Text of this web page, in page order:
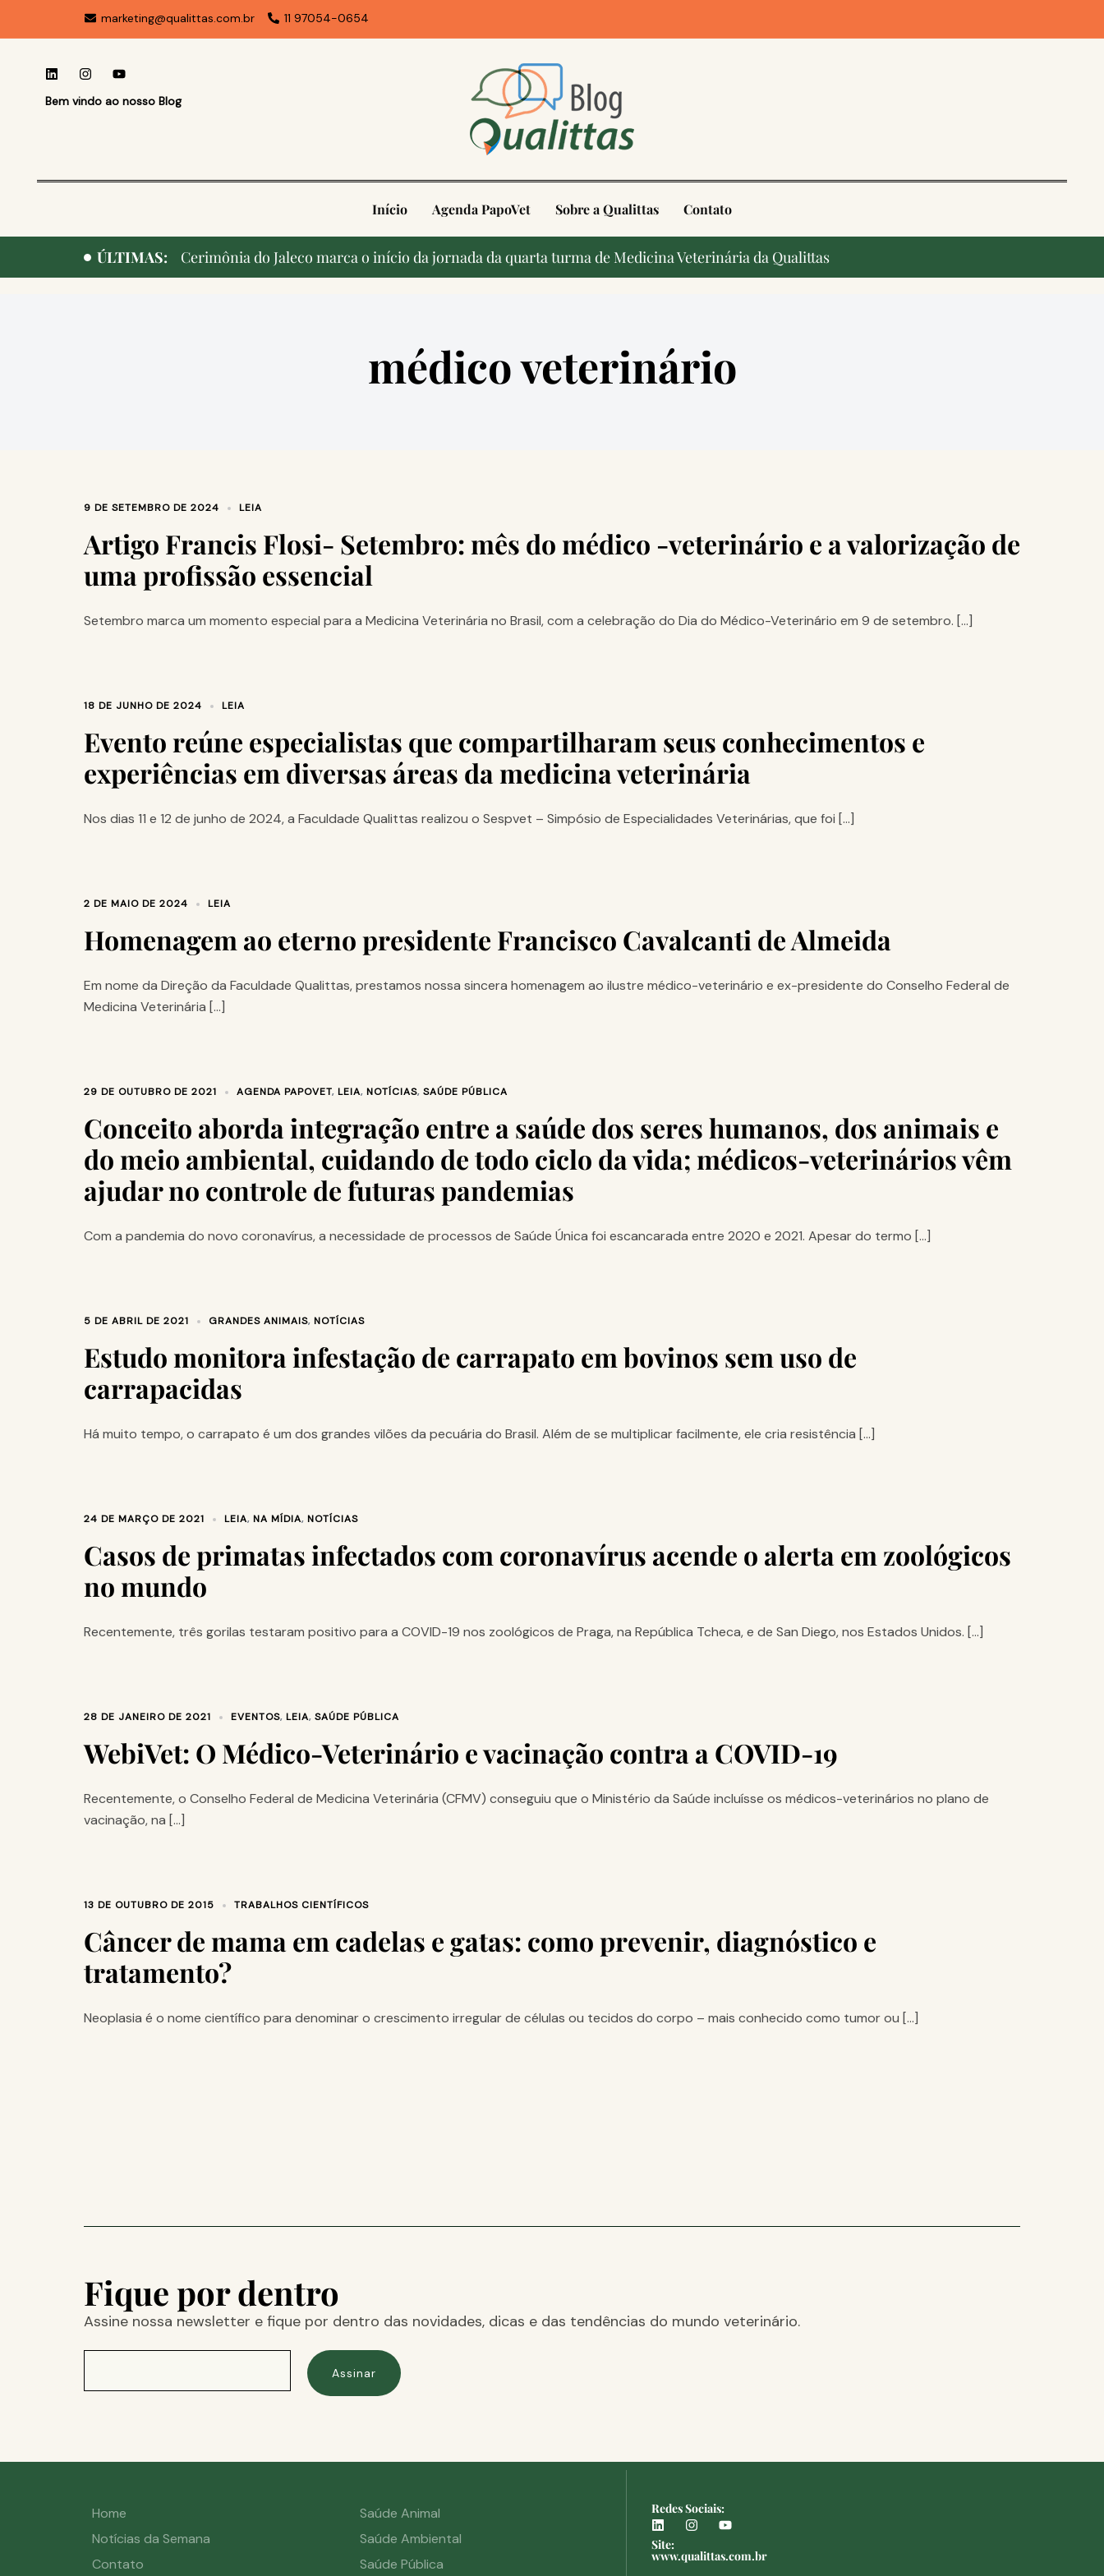
marketing@qualittas.com.br 11 97054-0654
Bem vindo ao nosso Blog
Início Agenda PapoVet Sobre a Qualittas Contato
ÚLTIMAS: Cerimônia do Jaleco marca o início da jornada da quarta turma de Medicina Veterinária da Qualittas
médico veterinário
9 DE SETEMBRO DE 2024 LEIA
Artigo Francis Flosi- Setembro: mês do médico -veterinário e a valorização de
uma profissão essencial
Setembro marca um momento especial para a Medicina Veterinária no Brasil, com a celebração do Dia do Médico-Veterinário em 9 de setembro. […]
18 DE JUNHO DE 2024 LEIA
Evento reúne especialistas que compartilharam seus conhecimentos e
experiências em diversas áreas da medicina veterinária
Nos dias 11 e 12 de junho de 2024, a Faculdade Qualittas realizou o Sespvet – Simpósio de Especialidades Veterinárias, que foi […]
2 DE MAIO DE 2024 LEIA
Homenagem ao eterno presidente Francisco Cavalcanti de Almeida
Em nome da Direção da Faculdade Qualittas, prestamos nossa sincera homenagem ao ilustre médico-veterinário e ex-presidente do Conselho Federal de
Medicina Veterinária […]
29 DE OUTUBRO DE 2021 AGENDA PAPOVET, LEIA, NOTÍCIAS, SAÚDE PÚBLICA
Conceito aborda integração entre a saúde dos seres humanos, dos animais e
do meio ambiental, cuidando de todo ciclo da vida; médicos-veterinários vêm
ajudar no controle de futuras pandemias
Com a pandemia do novo coronavírus, a necessidade de processos de Saúde Única foi escancarada entre 2020 e 2021. Apesar do termo […]
5 DE ABRIL DE 2021 GRANDES ANIMAIS, NOTÍCIAS
Estudo monitora infestação de carrapato em bovinos sem uso de
carrapacidas
Há muito tempo, o carrapato é um dos grandes vilões da pecuária do Brasil. Além de se multiplicar facilmente, ele cria resistência […]
24 DE MARÇO DE 2021 LEIA, NA MÍDIA, NOTÍCIAS
Casos de primatas infectados com coronavírus acende o alerta em zoológicos
no mundo
Recentemente, três gorilas testaram positivo para a COVID-19 nos zoológicos de Praga, na República Tcheca, e de San Diego, nos Estados Unidos. […]
28 DE JANEIRO DE 2021 EVENTOS, LEIA, SAÚDE PÚBLICA
WebiVet: O Médico-Veterinário e vacinação contra a COVID-19
Recentemente, o Conselho Federal de Medicina Veterinária (CFMV) conseguiu que o Ministério da Saúde incluísse os médicos-veterinários no plano de
vacinação, na […]
13 DE OUTUBRO DE 2015 TRABALHOS CIENTÍFICOS
Câncer de mama em cadelas e gatas: como prevenir, diagnóstico e
tratamento?
Neoplasia é o nome científico para denominar o crescimento irregular de células ou tecidos do corpo – mais conhecido como tumor ou […]
Fique por dentro
Assine nossa newsletter e fique por dentro das novidades, dicas e das tendências do mundo veterinário.
Assinar
Home
Notícias da Semana
Contato
Saúde Animal
Saúde Ambiental
Saúde Pública
Redes Sociais:
Site:
www.qualittas.com.br